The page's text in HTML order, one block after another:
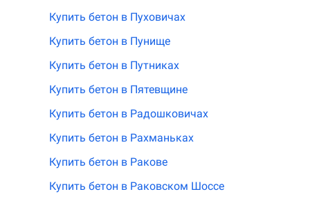
Купить бетон в Пуховичах
Купить бетон в Пунище
Купить бетон в Путниках
Купить бетон в Пятевщине
Купить бетон в Радошковичах
Купить бетон в Рахманьках
Купить бетон в Ракове
Купить бетон в Раковском Шоссе